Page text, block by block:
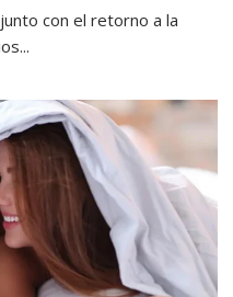
con el retorno a la